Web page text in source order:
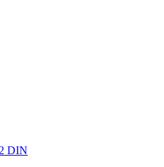
DIN